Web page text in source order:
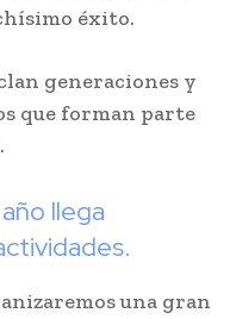
éxito.
generaciones y
que forman parte
llega
una gran